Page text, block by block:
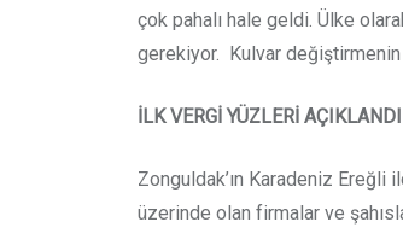
çok pahalı hale geldi. Ülke
gerekiyor. Kulvar değiştirmenin
İLK VERGİ YÜZLERİ AÇIKLANDI
Zonguldak’ın Karadeniz Ereğli
üzerinde olan firmalar ve